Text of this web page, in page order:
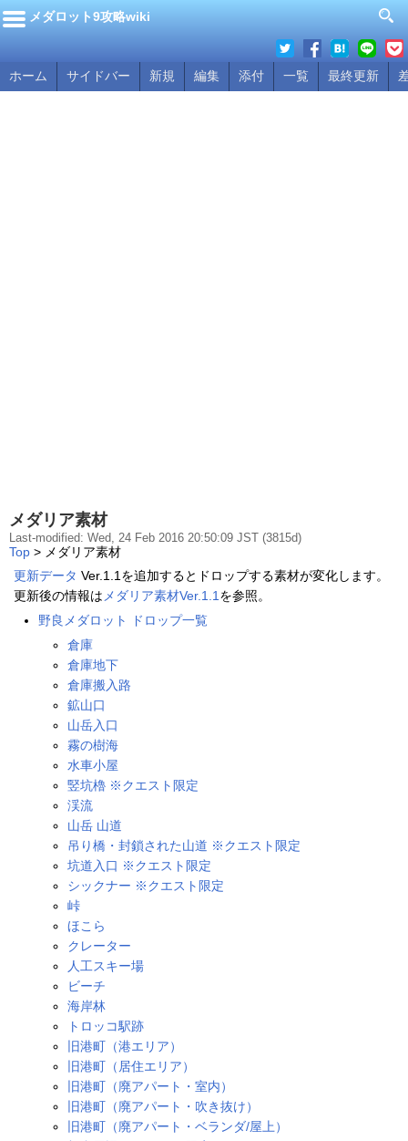
メダロット9攻略wiki
ホーム サイドバー 新規 編集 添付 一覧 最終更新
メダリア素材
Last-modified: Wed, 24 Feb 2016 20:50:09 JST (3815d)
Top > メダリア素材
更新データ Ver.1.1を追加するとドロップする素材が変化します。
更新後の情報は メダリア素材Ver.1.1 を参照。
野良メダロット ドロップ一覧
倉庫
倉庫地下
倉庫搬入路
鉱山口
山岳入口
霧の樹海
水車小屋
竪坑櫓 ※クエスト限定
渓流
山岳 山道
吊り橋・封鎖された山道 ※クエスト限定
坑道入口 ※クエスト限定
シックナー ※クエスト限定
峠
ほこら
クレーター
人工スキー場
ビーチ
海岸林
トロッコ駅跡
旧港町（港エリア）
旧港町（居住エリア）
旧港町（廃アパート・室内）
旧港町（廃アパート・吹き抜け）
旧港町（廃アパート・ベランダ/屋上）